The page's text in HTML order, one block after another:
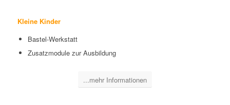
Kleine Kinder
Bastel-Werkstatt
Zusatzmodule zur Ausbildung
...mehr Informationen